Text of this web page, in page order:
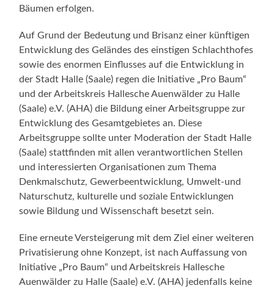
Bäumen erfolgen.
Auf Grund der Bedeutung und Brisanz einer künftigen
Entwicklung des Geländes des einstigen Schlachthofes
sowie des enormen Einflusses auf die Entwicklung in
der Stadt Halle (Saale) regen die Initiative „Pro Baum“
und der Arbeitskreis Hallesche Auenwälder zu Halle
(Saale) e.V. (AHA) die Bildung einer Arbeitsgruppe zur
Entwicklung des Gesamtgebietes an. Diese
Arbeitsgruppe sollte unter Moderation der Stadt Halle
(Saale) stattfinden mit allen verantwortlichen Stellen
und interessierten Organisationen zum Thema
Denkmalschutz, Gewerbeentwicklung, Umwelt-und
Naturschutz, kulturelle und soziale Entwicklungen
sowie Bildung und Wissenschaft besetzt sein.
Eine erneute Versteigerung mit dem Ziel einer weiteren
Privatisierung ohne Konzept, ist nach Auffassung von
Initiative „Pro Baum“ und Arbeitskreis Hallesche
Auenwälder zu Halle (Saale) e.V. (AHA) jedenfalls keine